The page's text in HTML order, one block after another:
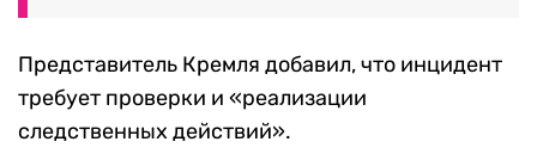
Представитель Кремля добавил, что инцидент
требует проверки и «реализации
следственных действий».